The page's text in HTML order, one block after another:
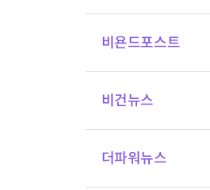
비욘드포스트
비건뉴스
더파워뉴스